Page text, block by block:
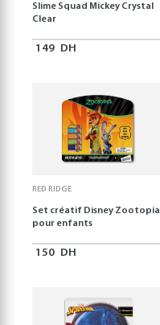
Slime Squad Mickey Crystal
Clear
149 DH
RED RIDGE
Set créatif Disney Zootopia
pour enfants
150 DH